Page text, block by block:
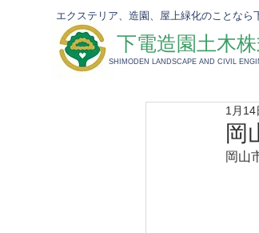
エクステリア、造園、屋上緑化のことなら
下電造園土木
​SHIMODEN LANDSCAPE AND CIVIL
岡
1月14
岡山